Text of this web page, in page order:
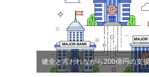
健全と言われながら200億円の支